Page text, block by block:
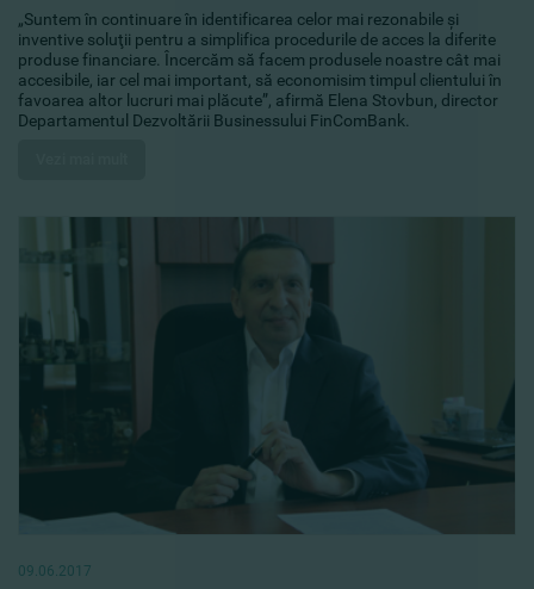
„Suntem în continuare în identificarea celor mai rezonabile şi
inventive soluţii pentru a simplifica procedurile de acces la diferite
produse financiare. Încercăm să facem produsele noastre cât mai
accesibile, iar cel mai important, să economisim timpul clientului în
favoarea altor lucruri mai plăcute”, afirmă Elena Stovbun, director
Departamentul Dezvoltării Businessului FinComBank.
09.06.2017